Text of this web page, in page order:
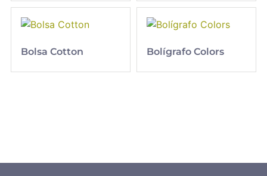
Bolsa Cotton Bolígrafo Colors